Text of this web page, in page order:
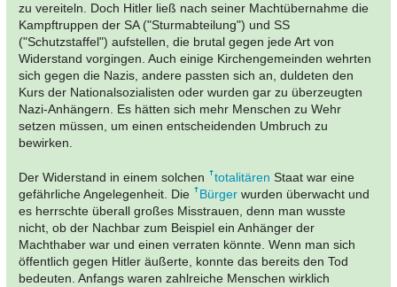
zu vereiteln. Doch Hitler ließ nach seiner Machtübernahme die
Kampftruppen der SA ("Sturmabteilung") und SS
("Schutzstaffel") aufstellen, die brutal gegen jede Art von
Widerstand vorgingen. Auch einige Kirchengemeinden wehrten
sich gegen die Nazis, andere passten sich an, duldeten den
Kurs der Nationalsozialisten oder wurden gar zu überzeugten
Nazi-Anhängern. Es hätten sich mehr Menschen zu Wehr
setzen müssen, um einen entscheidenden Umbruch zu
bewirken.
Der Widerstand in einem solchen totalitären Staat war eine
gefährliche Angelegenheit. Die
Bürger wurden überwacht und
es herrschte überall großes Misstrauen, denn man wusste
nicht, ob der Nachbar zum Beispiel ein Anhänger der
Machthaber war und einen verraten könnte. Wenn man sich
öffentlich gegen Hitler äußerte, konnte das bereits den Tod
bedeuten. Anfangs waren zahlreiche Menschen wirklich